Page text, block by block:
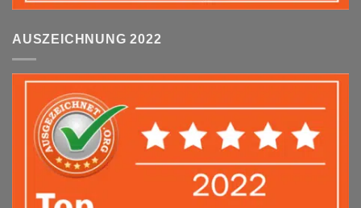
AUSZEICHNUNG 2022